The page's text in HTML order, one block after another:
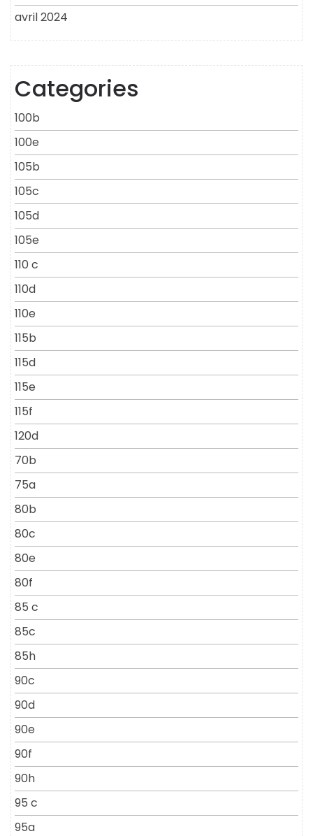
avril 2024
Categories
100b
100e
105b
105c
105d
105e
110 c
110d
110e
115b
115d
115e
115f
120d
70b
75a
80b
80c
80e
80f
85 c
85c
85h
90c
90d
90e
90f
90h
95 c
95a